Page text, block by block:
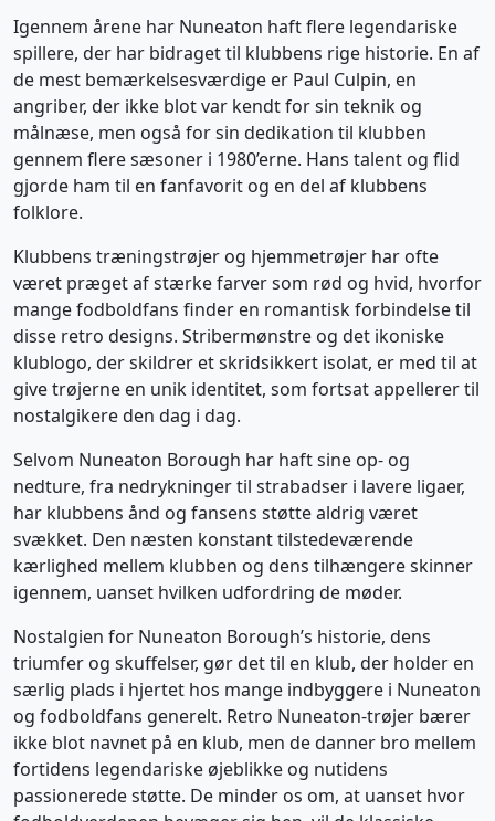
Igennem årene har Nuneaton haft flere legendariske
spillere, der har bidraget til klubbens rige historie. En af
de mest bemærkelsesværdige er Paul Culpin, en
angriber, der ikke blot var kendt for sin teknik og
målnæse, men også for sin dedikation til klubben
gennem flere sæsoner i 1980’erne. Hans talent og flid
gjorde ham til en fanfavorit og en del af klubbens
folklore.
Klubbens træningstrøjer og hjemmetrøjer har ofte
været præget af stærke farver som rød og hvid, hvorfor
mange fodboldfans finder en romantisk forbindelse til
disse retro designs. Stribermønstre og det ikoniske
klublogo, der skildrer et skridsikkert isolat, er med til at
give trøjerne en unik identitet, som fortsat appellerer til
nostalgikere den dag i dag.
Selvom Nuneaton Borough har haft sine op- og
nedture, fra nedrykninger til strabadser i lavere ligaer,
har klubbens ånd og fansens støtte aldrig været
svækket. Den næsten konstant tilstedeværende
kærlighed mellem klubben og dens tilhængere skinner
igennem, uanset hvilken udfordring de møder.
Nostalgien for Nuneaton Borough’s historie, dens
triumfer og skuffelser, gør det til en klub, der holder en
særlig plads i hjertet hos mange indbyggere i Nuneaton
og fodboldfans generelt. Retro Nuneaton-trøjer bærer
ikke blot navnet på en klub, men de danner bro mellem
fortidens legendariske øjeblikke og nutidens
passionerede støtte. De minder os om, at uanset hvor